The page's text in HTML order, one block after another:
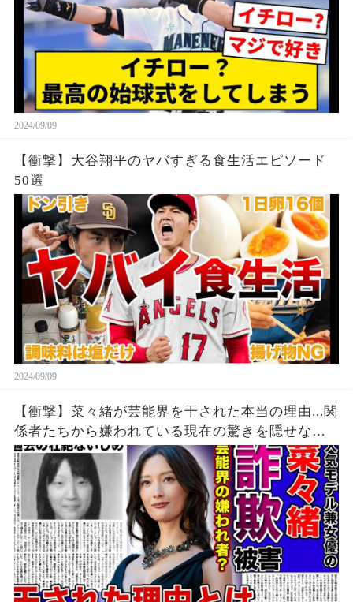
2024/09/09
【衝撃】大谷翔平のヤバすぎる食生活エピソード
50選
2024/09/09
【衝撃】菜々緒が芸能界を干された本当の理由...関
係者たちから嫌われている現在の驚きを隠せな
い！！詐欺被害にまで遭っている衝撃の現在...過去
の壮絶ないじめに一同驚愕！！